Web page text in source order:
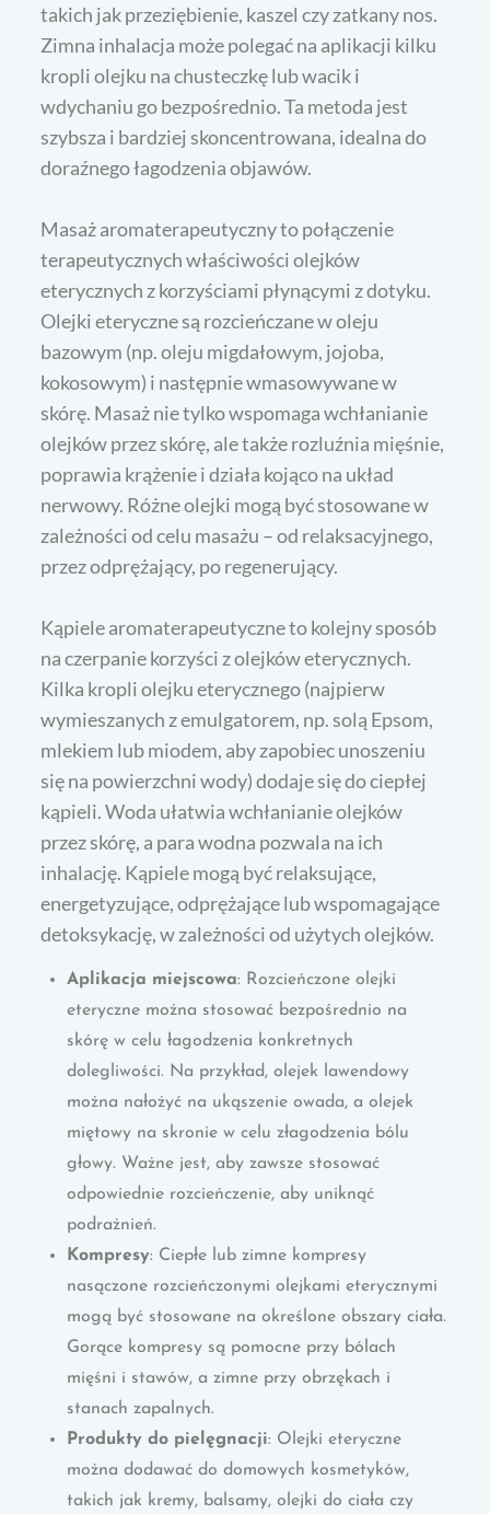
takich jak przeziębienie, kaszel czy zatkany nos.
Zimna inhalacja może polegać na aplikacji kilku
kropli olejku na chusteczkę lub wacik i
wdychaniu go bezpośrednio. Ta metoda jest
szybsza i bardziej skoncentrowana, idealna do
doraźnego łagodzenia objawów.
Masaż aromaterapeutyczny to połączenie
terapeutycznych właściwości olejków
eterycznych z korzyściami płynącymi z dotyku.
Olejki eteryczne są rozcieńczane w oleju
bazowym (np. oleju migdałowym, jojoba,
kokosowym) i następnie wmasowywane w
skórę. Masaż nie tylko wspomaga wchłanianie
olejków przez skórę, ale także rozluźnia mięśnie,
poprawia krążenie i działa kojąco na układ
nerwowy. Różne olejki mogą być stosowane w
zależności od celu masażu – od relaksacyjnego,
przez odprężający, po regenerujący.
Kąpiele aromaterapeutyczne to kolejny sposób
na czerpanie korzyści z olejków eterycznych.
Kilka kropli olejku eterycznego (najpierw
wymieszanych z emulgatorem, np. solą Epsom,
mlekiem lub miodem, aby zapobiec unoszeniu
się na powierzchni wody) dodaje się do ciepłej
kąpieli. Woda ułatwia wchłanianie olejków
przez skórę, a para wodna pozwala na ich
inhalację. Kąpiele mogą być relaksujące,
energetyzujące, odprężające lub wspomagające
detoksykację, w zależności od użytych olejków.
Aplikacja miejscowa: Rozcieńczone olejki
eteryczne można stosować bezpośrednio na
skórę w celu łagodzenia konkretnych
dolegliwości. Na przykład, olejek lawendowy
można nałożyć na ukąszenie owada, a olejek
miętowy na skronie w celu złagodzenia bólu
głowy. Ważne jest, aby zawsze stosować
odpowiednie rozcieńczenie, aby uniknąć
podrażnień.
Kompresy: Ciepłe lub zimne kompresy
nasączone rozcieńczonymi olejkami eterycznymi
mogą być stosowane na określone obszary ciała.
Gorące kompresy są pomocne przy bólach
mięśni i stawów, a zimne przy obrzękach i
stanach zapalnych.
Produkty do pielęgnacji: Olejki eteryczne
można dodawać do domowych kosmetyków,
takich jak kremy, balsamy, olejki do ciała czy